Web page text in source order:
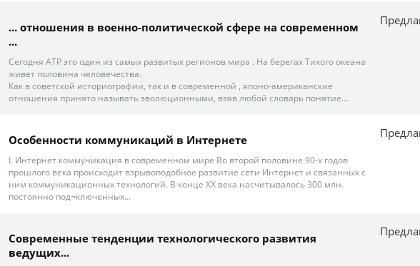
... отношения в военно-политической сфере на современном
...
Сегодня АТР это один из самых развитых регионов мира . На берегах Тихого океана
живет половина человечества.
Как в советской историографии, так и в современной , японо-американские
отношения принято называть эволюционными, взяв любой словарь понятие...
Особенности коммуникаций в Интернете
І. Интернет коммуникация в современном мире Во второй половине 90-х годов
прошлого века происходит взрывоподобное развитие сети Интернет и связанных с
ним коммуникационных технологий. В конце ХХ века насчитывалось 300 млн.
постоянно под¬ключенных...
Современные тенденции технологического развития
ведущих...